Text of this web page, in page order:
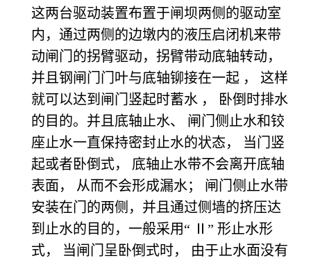
这两台驱动装置布置于闸坝两侧的驱动室
内，通过两侧的边墩内的液压启闭机来带
动闸门的拐臂驱动，拐臂带动底轴转动，
并且钢闸门门叶与底轴铆接在一起 ， 这样
就可以达到闸门竖起时蓄水 ， 卧倒时排水
的目的。并且底轴止水、 闸门侧止水和铰
座止水一直保持密封止水的状态， 当门竖
起或者卧倒式， 底轴止水带不会离开底轴
表面， 从而不会形成漏水； 闸门侧止水带
安装在门的两侧，并且通过侧墙的挤压达
到止水的目的，一般采用“ Ⅱ” 形止水形
式， 当闸门呈卧倒式时， 由于止水面没有